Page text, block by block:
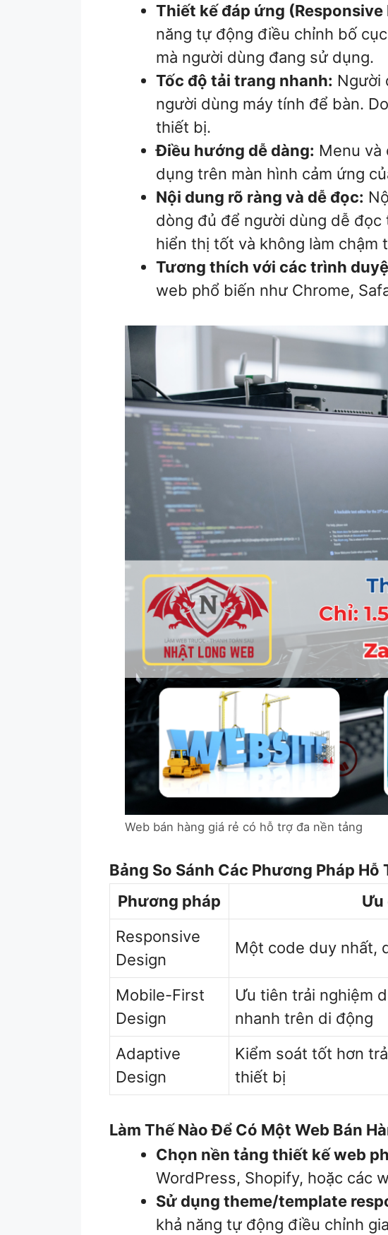
Thiết kế đáp ứng (Responsive
năng tự động điều chỉnh bố
mà người dùng đang sử dụng.
Tốc độ tải trang nhanh: Người
người dùng máy tính để bàn.
thiết bị.
Điều hướng dễ dàng: Menu
dụng trên màn hình cảm ứng
Nội dung rõ ràng và dễ đọc:
dòng đủ để người dùng dễ
hiển thị tốt và không làm chậm
Tương thích với các trình
web phổ biến như Chrome,
Web bán hàng giá rẻ có hỗ trợ đa nền tảng
Bảng So Sánh Các Phương Pháp Hỗ
Phương pháp
Ưu
Responsive
Design
Một code duy nhất,
Mobile-First
Design
Ưu tiên trải nghiệm
nhanh trên di động
Adaptive
Design
Kiểm soát tốt hơn
thiết bị
Làm Thế Nào Để Có Một Web Bán
Chọn nền tảng thiết kế web
WordPress, Shopify, hoặc các
Sử dụng theme/template
khả năng tự động điều chỉnh